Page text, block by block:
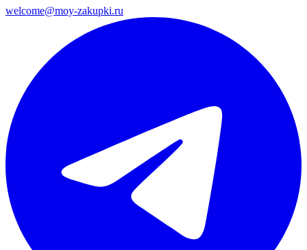
welcome@moy-zakupki.ru